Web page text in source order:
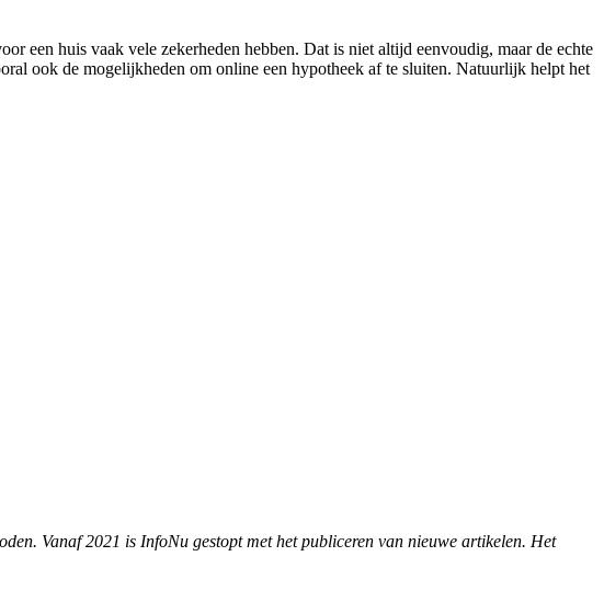
een huis vaak vele zekerheden hebben. Dat is niet altijd eenvoudig, maar de echte
ook de mogelijkheden om online een hypotheek af te sluiten. Natuurlijk helpt het
Vanaf 2021 is InfoNu gestopt met het publiceren van nieuwe artikelen. Het